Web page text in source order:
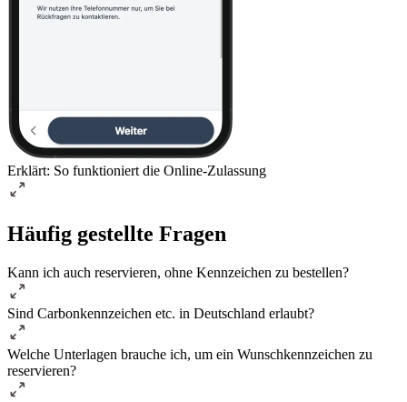
Erklärt: So funktioniert die Online-Zulassung
Häufig gestellte Fragen
Kann ich auch reservieren, ohne Kennzeichen zu bestellen?
Sind Carbonkennzeichen etc. in Deutschland erlaubt?
Welche Unterlagen brauche ich, um ein Wunschkennzeichen zu
reservieren?